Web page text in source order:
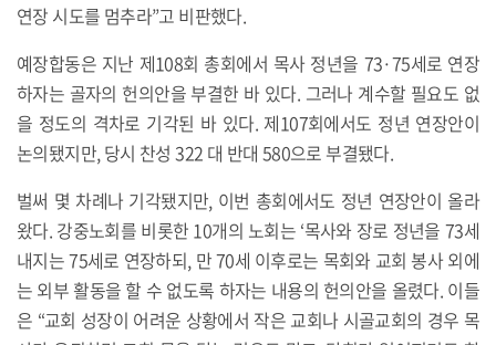
연장 시도를 멈추라”고 비판했다.
예장합동은 지난 제108회 총회에서 목사 정년을 73·75세로 연장
하자는 골자의 헌의안을 부결한 바 있다. 그러나 계수할 필요도 없
을 정도의 격차로 기각된 바 있다. 제107회에서도 정년 연장안이
논의됐지만, 당시 찬성 322 대 반대 580으로 부결됐다.
벌써 몇 차례나 기각됐지만, 이번 총회에서도 정년 연장안이 올라
왔다. 강중노회를 비롯한 10개의 노회는 ‘목사와 장로 정년을 73세
내지는 75세로 연장하되, 만 70세 이후로는 목회와 교회 봉사 외에
는 외부 활동을 할 수 없도록 하자는 내용의 헌의안을 올렸다. 이들
은 “교회 성장이 어려운 상황에서 작은 교회나 시골교회의 경우 목